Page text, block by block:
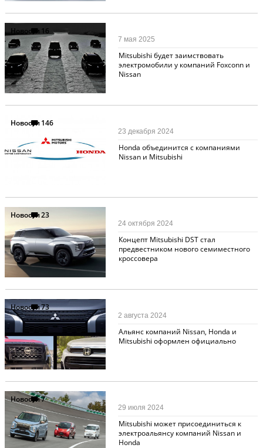
Новости 16
Mitsubishi будет заимствовать
электромобили у компаний Foxconn и
Nissan
7 мая 2025
Новости146
Honda объединится с компаниями
Nissan и Mitsubishi
23 декабря 2024
Новости23
Концепт Mitsubishi DST стал
предвестником нового семиместного
кроссовера
24 октября 2024
Новости73
Альянс компаний Nissan, Honda и
Mitsubishi оформлен официально
2 августа 2024
Новости7
Mitsubishi может присоединиться к
электроальянсу компаний Nissan и
Honda
29 июля 2024